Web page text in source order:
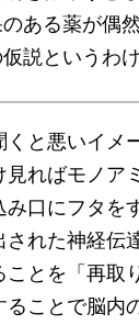
ある薬が偶
説というわけ
くと悪いイメ
見ればモノア
み口にフタを
された神経伝
とを「再取
ることで脳内